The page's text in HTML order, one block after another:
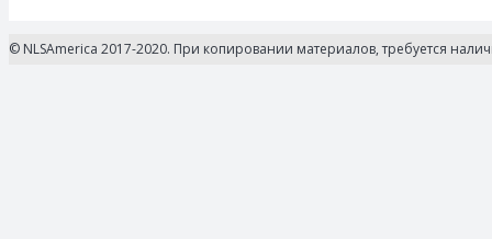
© NLSAmerica 2017-2020. При копировании материалов, требуется